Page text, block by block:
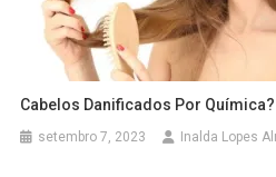
Cabelos Danificados Por
setembro 7, 2023 Inalda Lopes